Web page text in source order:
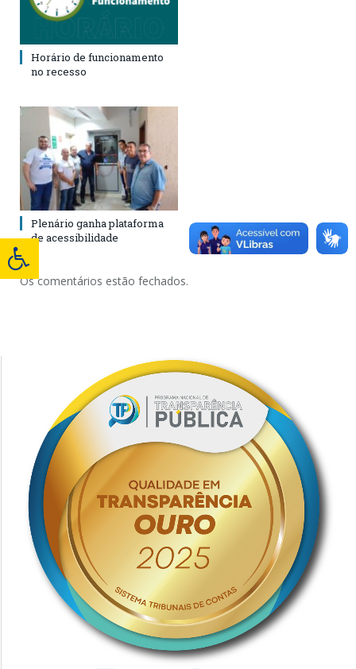
Horário de funcionamento
no recesso
Plenário ganha plataforma
de acessibilidade
Os comentários estão fechados.